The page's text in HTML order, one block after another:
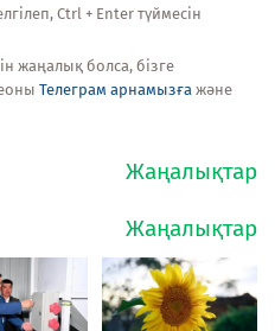
Ctrl + Enter түймесін
жаңалық болса, бізге
Телеграм арнамызға және